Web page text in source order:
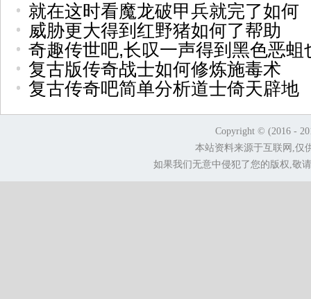
就在这时看魔龙破甲兵就完了如何
威胁更大得到红野猪如何了帮助
奇趣传世吧,长叹一声得到黑色恶蛆
复古版传奇战士如何修炼施毒术
复古传奇吧简单分析道士倚天辟地
Copyright © (2016 -
本站资料来源于互联网,仅
如果我们无意中侵犯了您的版权,敬